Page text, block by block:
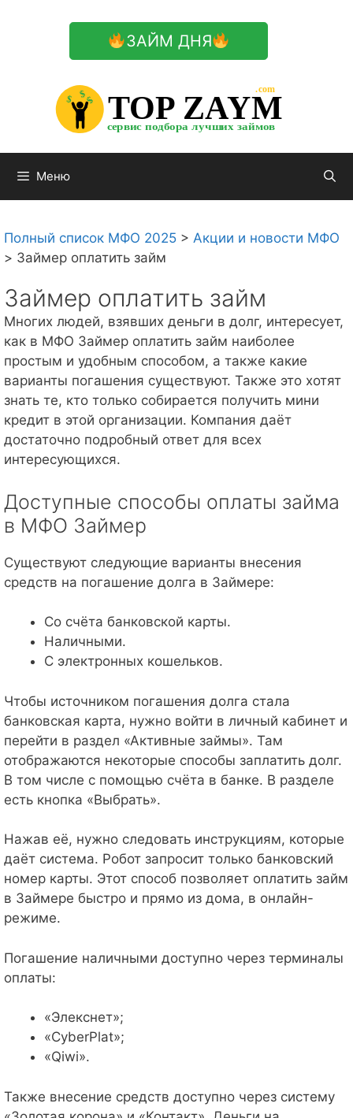
ЗАЙМ ДНЯ
TOP ZAYM
сервис подбора лучших займов
.com
$
$
$
Меню
Полный список МФО 2025 > Акции и новости МФО
> Займер оплатить займ
Займер оплатить займ
Многих людей, взявших деньги в долг, интересует,
как в МФО Займер оплатить займ наиболее
простым и удобным способом, а также какие
варианты погашения существуют. Также это хотят
знать те, кто только собирается получить мини
кредит в этой организации. Компания даёт
достаточно подробный ответ для всех
интересующихся.
Доступные способы оплаты займа
в МФО Займер
Существуют следующие варианты внесения
средств на погашение долга в Займере:
Со счёта банковской карты.
Наличными.
С электронных кошельков.
Чтобы источником погашения долга стала
банковская карта, нужно войти в личный кабинет и
перейти в раздел «Активные займы». Там
отображаются некоторые способы заплатить долг.
В том числе с помощью счёта в банке. В разделе
есть кнопка «Выбрать».
Нажав её, нужно следовать инструкциям, которые
даёт система. Робот запросит только банковский
номер карты. Этот способ позволяет оплатить займ
в Займере быстро и прямо из дома, в онлайн-
режиме.
Погашение наличными доступно через терминалы
оплаты:
«Элекснет»;
«СyberPlat»;
«Qiwi».
Также внесение средств доступно через систему